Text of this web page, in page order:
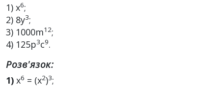
1) x6;
2) 8y3;
3) 1000m12;
4) 125p3c9.
Розв'язок:
1) х6 = (х2)3;